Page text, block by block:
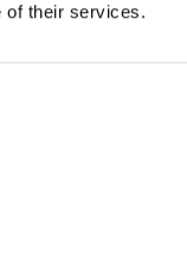
of their services.